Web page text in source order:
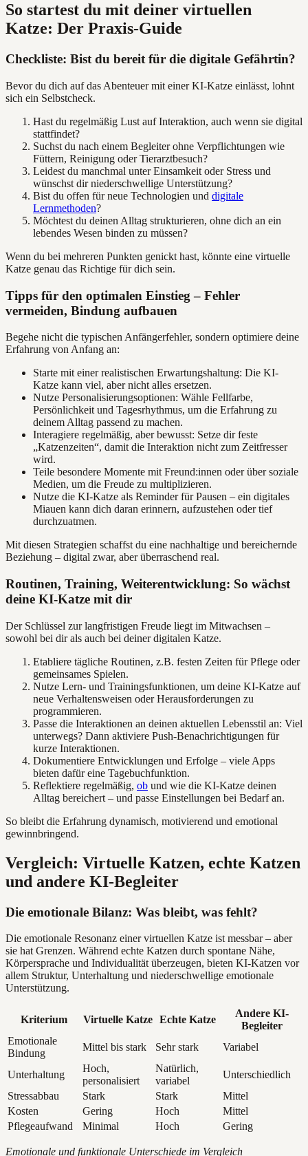
So startest du mit deiner virtuellen
Katze: Der Praxis-Guide
Checkliste: Bist du bereit für die digitale Gefährtin?
Bevor du dich auf das Abenteuer mit einer KI-Katze einlässt, lohnt
sich ein Selbstcheck.
Hast du regelmäßig Lust auf Interaktion, auch wenn sie digital
stattfindet?
Suchst du nach einem Begleiter ohne Verpflichtungen wie
Füttern, Reinigung oder Tierarztbesuch?
Leidest du manchmal unter Einsamkeit oder Stress und
wünschst dir niederschwellige Unterstützung?
Bist du offen für neue Technologien und digitale
Lernmethoden?
Möchtest du deinen Alltag strukturieren, ohne dich an ein
lebendes Wesen binden zu müssen?
Wenn du bei mehreren Punkten genickt hast, könnte eine virtuelle
Katze genau das Richtige für dich sein.
Tipps für den optimalen Einstieg – Fehler
vermeiden, Bindung aufbauen
Begehe nicht die typischen Anfängerfehler, sondern optimiere deine
Erfahrung von Anfang an:
Starte mit einer realistischen Erwartungshaltung: Die KI-
Katze kann viel, aber nicht alles ersetzen.
Nutze Personalisierungsoptionen: Wähle Fellfarbe,
Persönlichkeit und Tagesrhythmus, um die Erfahrung zu
deinem Alltag passend zu machen.
Interagiere regelmäßig, aber bewusst: Setze dir feste
„Katzenzeiten“, damit die Interaktion nicht zum Zeitfresser
wird.
Teile besondere Momente mit Freund:innen oder über soziale
Medien, um die Freude zu multiplizieren.
Nutze die KI-Katze als Reminder für Pausen – ein digitales
Miauen kann dich daran erinnern, aufzustehen oder tief
durchzuatmen.
Mit diesen Strategien schaffst du eine nachhaltige und bereichernde
Beziehung – digital zwar, aber überraschend real.
Routinen, Training, Weiterentwicklung: So wächst
deine KI-Katze mit dir
Der Schlüssel zur langfristigen Freude liegt im Mitwachsen –
sowohl bei dir als auch bei deiner digitalen Katze.
Etabliere tägliche Routinen, z.B. festen Zeiten für Pflege oder
gemeinsames Spielen.
Nutze Lern- und Trainingsfunktionen, um deine KI-Katze auf
neue Verhaltensweisen oder Herausforderungen zu
programmieren.
Passe die Interaktionen an deinen aktuellen Lebensstil an: Viel
unterwegs? Dann aktiviere Push-Benachrichtigungen für
kurze Interaktionen.
Dokumentiere Entwicklungen und Erfolge – viele Apps
bieten dafür eine Tagebuchfunktion.
Reflektiere regelmäßig, ob und wie die KI-Katze deinen
Alltag bereichert – und passe Einstellungen bei Bedarf an.
So bleibt die Erfahrung dynamisch, motivierend und emotional
gewinnbringend.
Vergleich: Virtuelle Katzen, echte Katzen
und andere KI-Begleiter
Die emotionale Bilanz: Was bleibt, was fehlt?
Die emotionale Resonanz einer virtuellen Katze ist messbar – aber
sie hat Grenzen. Während echte Katzen durch spontane Nähe,
Körpersprache und Individualität überzeugen, bieten KI-Katzen vor
allem Struktur, Unterhaltung und niederschwellige emotionale
Unterstützung.
Kriterium Virtuelle Katze Echte Katze
Andere KI-
Begleiter
Emotionale
Bindung
Mittel bis stark Sehr stark Variabel
Unterhaltung
Hoch,
personalisiert
Natürlich,
variabel
Unterschiedlich
Stressabbau
Stark Stark
Mittel
Kosten
Gering Hoch
Mittel
Pflegeaufwand
Minimal Hoch Gering
Emotionale und funktionale Unterschiede im Vergleich